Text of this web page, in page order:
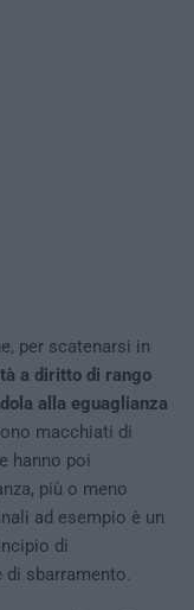
per scatenarsi in
a diritto di rango
alla eguaglianza
macchiati di
hanno poi
più o meno
ad esempio è un
di
sbarramento.